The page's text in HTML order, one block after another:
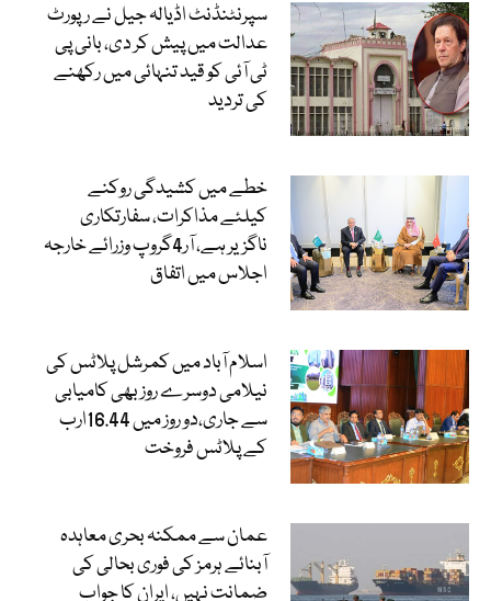
سپرنٹنڈنٹ اڈیالہ جیل نے رپورٹ
عدالت میں پیش کر دی، بانی پی
ٹی آئی کو قید تنہائی میں رکھنے
کی تردید
خطے میں کشیدگی روکنے
کیلئے مذاکرات، سفارتکاری
ناگزیر ہے، آر4گروپ وزرائے خارجہ
اجلاس میں اتفاق
اسلام آباد میں کمرشل پلاٹس کی
نیلامی دوسرے روز بھی کامیابی
سے جاری،دو روز میں 16.44ارب
کے پلاٹس فروخت
عمان سے ممکنہ بحری معاہدہ
آبنائے ہرمز کی فوری بحالی کی
ضمانت نہیں، ایران کا جواب